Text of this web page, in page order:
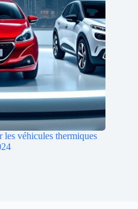
les véhicules thermiques